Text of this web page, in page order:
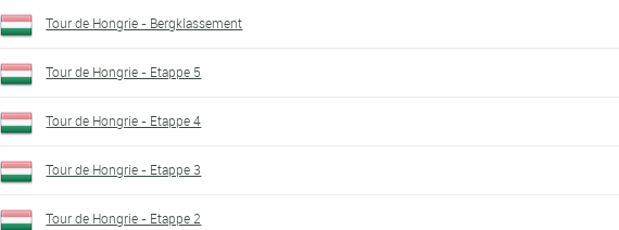
Tour de Hongrie - Bergklassement
Tour de Hongrie - Etappe 5
Tour de Hongrie - Etappe 4
Tour de Hongrie - Etappe 3
Tour de Hongrie - Etappe 2